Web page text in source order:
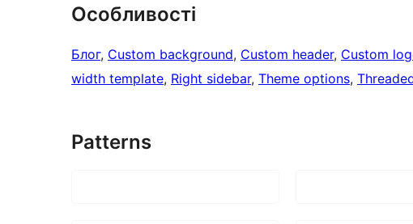
Особливості
Блог, Custom background, Custom header, Custom
width template, Right sidebar, Theme options,
Patterns